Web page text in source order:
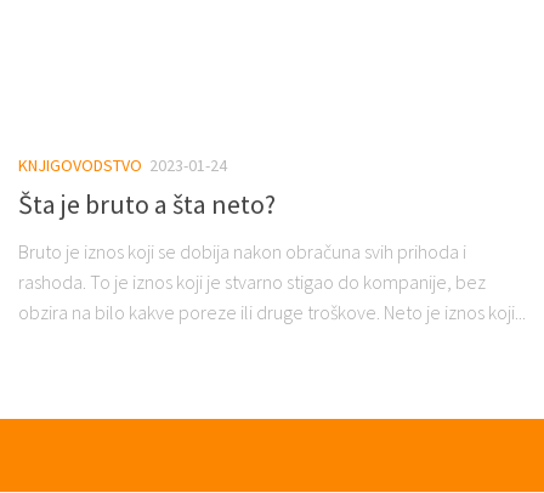
KNJIGOVODSTVO 2023-01-24
Šta je bruto a šta neto?
Bruto je iznos koji se dobija nakon obračuna svih prihoda i
rashoda. To je iznos koji je stvarno stigao do kompanije, bez
obzira na bilo kakve poreze ili druge troškove. Neto je iznos koji...